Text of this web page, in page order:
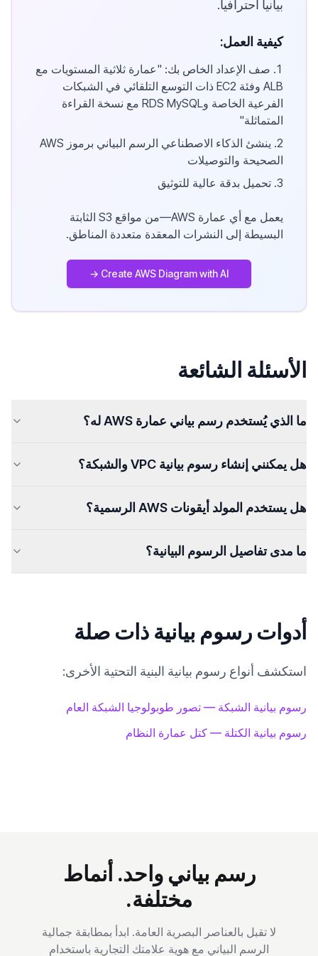
بيانياً احترافياً.
كيفية العمل:
صف الإعداد الخاص بك: "عمارة ثلاثية المستويات مع
ALB وفئة EC2 ذات التوسع التلقائي في الشبكات
الفرعية الخاصة وRDS MySQL مع نسخة القراءة
المتماثلة"
ينشئ الذكاء الاصطناعي الرسم البياني برموز AWS
الصحيحة والتوصيلات
تحميل بدقة عالية للتوثيق
يعمل مع أي عمارة AWS—من مواقع S3 الثابتة
البسيطة إلى النشرات المعقدة متعددة المناطق.
Create AWS Diagram with AI →
الأسئلة الشائعة
ما الذي يُستخدم رسم بياني عمارة AWS له؟
هل يمكنني إنشاء رسوم بيانية VPC والشبكة؟
هل يستخدم المولد أيقونات AWS الرسمية؟
ما مدى تفاصيل الرسوم البيانية؟
أدوات رسوم بيانية ذات صلة
استكشف أنواع رسوم بيانية البنية التحتية الأخرى:
رسوم بيانية الشبكة — تصور طوبولوجيا الشبكة العام
رسوم بيانية الكتلة — كتل عمارة النظام
رسم بياني واحد. أنماط
مختلفة.
لا تقبل بالعناصر البصرية العامة. ابدأ بمطابقة جمالية
الرسم البياني مع هوية علامتك التجارية باستخدام